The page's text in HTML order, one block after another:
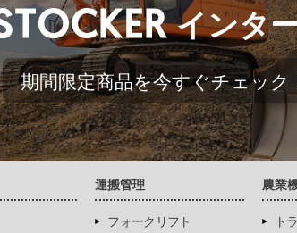
インタ
期間限定商品を今すぐチェック
運搬管理
フォークリフト
農業
ト